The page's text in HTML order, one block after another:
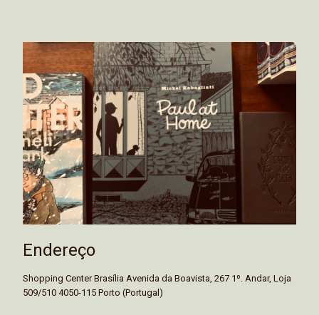
Endereço
Shopping Center Brasília Avenida da Boavista, 267 1º. Andar, Loja
509/510 4050-115 Porto (Portugal)